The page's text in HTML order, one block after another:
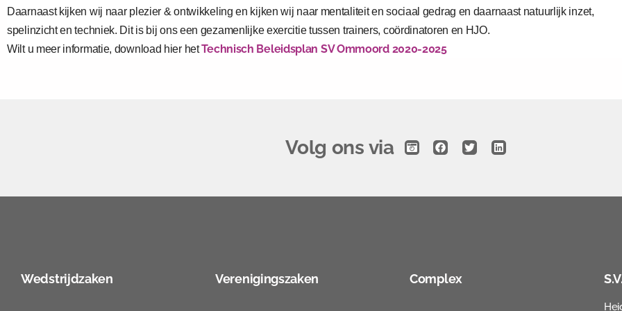
Daarnaast kijken wij naar plezier & ontwikkeling en kijken wij naar mentaliteit en sociaal gedrag en daarnaast natuurlijk inzet,
spelinzicht en techniek. Dit is bij ons een gezamenlijke exercitie tussen trainers, coördinatoren en HJO.
Wilt u meer informatie, download hier hetTechnisch Beleidsplan SV Ommoord 2020-2025
Volg ons via
Wedstrijdzaken Verenigingszaken Complex